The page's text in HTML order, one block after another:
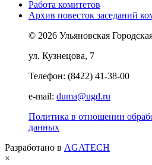
Работа комитетов
Архив повесток заседаний
© 2026 Ульяновская
ул. Кузнецова, 7
Телефон: (8422) 41-38-00
e-mail: duma@ugd.ru
Политика в отношении
данных
Разработано в AGATECH
×